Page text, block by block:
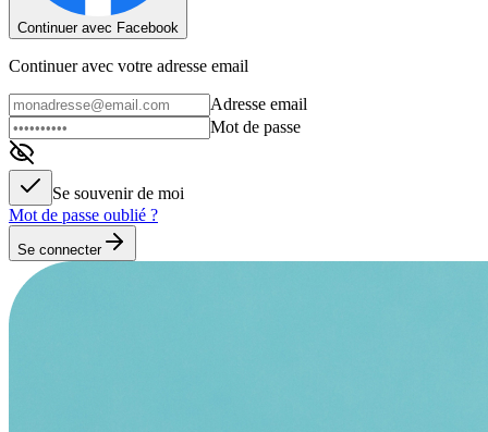
Continuer avec Facebook
Continuer avec votre adresse email
Adresse email
Mot de passe
Se souvenir de moi
Mot de passe oublié ?
Se connecter